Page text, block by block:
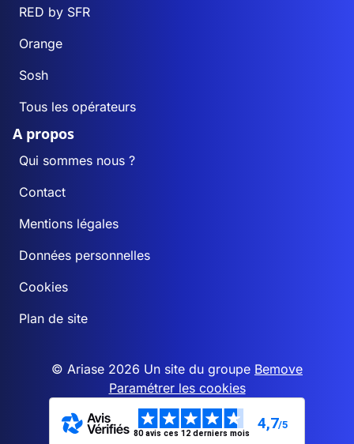
RED by SFR
Orange
Sosh
Tous les opérateurs
A propos
Qui sommes nous ?
Contact
Mentions légales
Données personnelles
Cookies
Plan de site
© Ariase 2026 Un site du groupe Bemove
Paramétrer les cookies
80 avis ces 12 derniers mois
4,7/5